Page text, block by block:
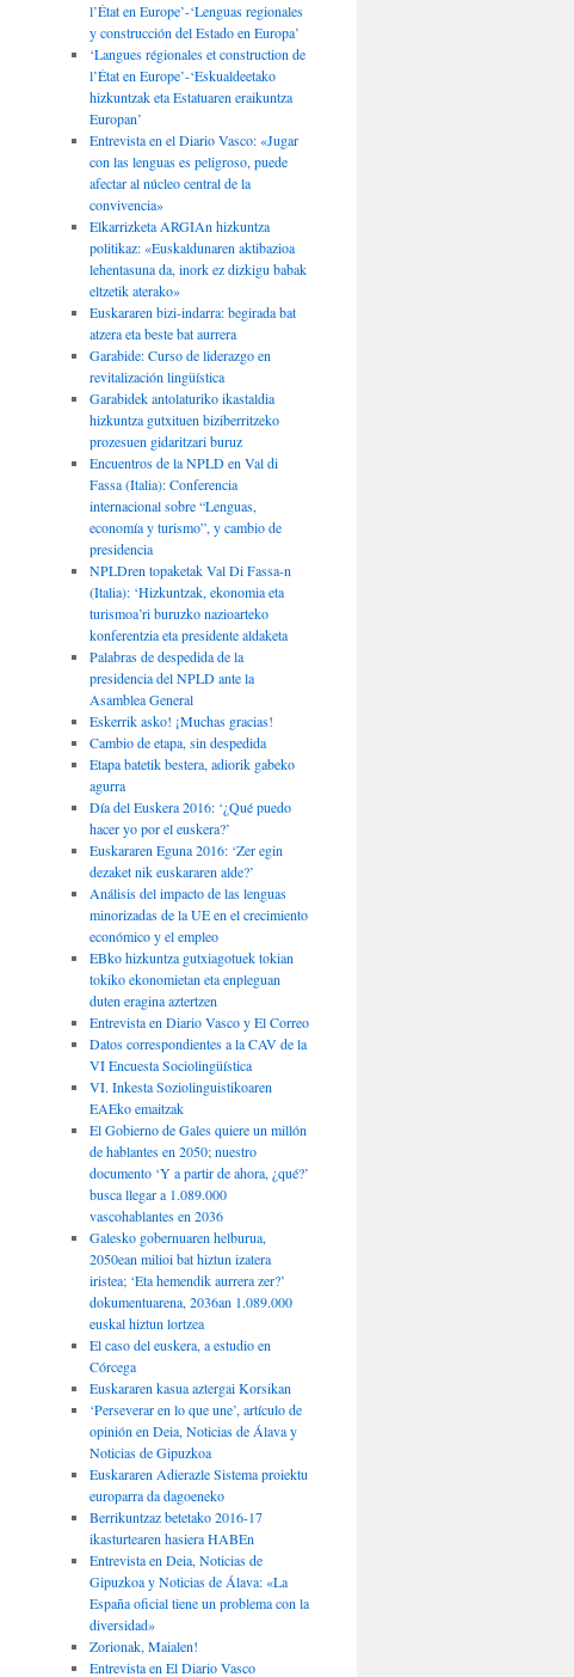
l’État en Europe’-‘Lenguas regionales
y construcción del Estado en Europa’
‘Langues régionales et construction de
l’État en Europe’-‘Eskualdeetako
hizkuntzak eta Estatuaren eraikuntza
Europan’
Entrevista en el Diario Vasco: «Jugar
con las lenguas es peligroso, puede
afectar al núcleo central de la
convivencia»
Elkarrizketa ARGIAn hizkuntza
politikaz: «Euskaldunaren aktibazioa
lehentasuna da, inork ez dizkigu babak
eltzetik aterako»
Euskararen bizi-indarra: begirada bat
atzera eta beste bat aurrera
Garabide: Curso de liderazgo en
revitalización lingüística
Garabidek antolaturiko ikastaldia
hizkuntza gutxituen biziberritzeko
prozesuen gidaritzari buruz
Encuentros de la NPLD en Val di
Fassa (Italia): Conferencia
internacional sobre “Lenguas,
economía y turismo”, y cambio de
presidencia
NPLDren topaketak Val Di Fassa-n
(Italia): ‘Hizkuntzak, ekonomia eta
turismoa’ri buruzko nazioarteko
konferentzia eta presidente aldaketa
Palabras de despedida de la
presidencia del NPLD ante la
Asamblea General
Eskerrik asko! ¡Muchas gracias!
Cambio de etapa, sin despedida
Etapa batetik bestera, adiorik gabeko
agurra
Día del Euskera 2016: ‘¿Qué puedo
hacer yo por el euskera?’
Euskararen Eguna 2016: ‘Zer egin
dezaket nik euskararen alde?’
Análisis del impacto de las lenguas
minorizadas de la UE en el crecimiento
económico y el empleo
EBko hizkuntza gutxiagotuek tokian
tokiko ekonomietan eta enpleguan
duten eragina aztertzen
Entrevista en Diario Vasco y El Correo
Datos correspondientes a la CAV de la
VI Encuesta Sociolingüística
VI. Inkesta Soziolinguistikoaren
EAEko emaitzak
El Gobierno de Gales quiere un millón
de hablantes en 2050; nuestro
documento ‘Y a partir de ahora, ¿qué?’
busca llegar a 1.089.000
vascohablantes en 2036
Galesko gobernuaren helburua,
2050ean milioi bat hiztun izatera
iristea; ‘Eta hemendik aurrera zer?’
dokumentuarena, 2036an 1.089.000
euskal hiztun lortzea
El caso del euskera, a estudio en
Córcega
Euskararen kasua aztergai Korsikan
‘Perseverar en lo que une’, artículo de
opinión en Deia, Noticias de Álava y
Noticias de Gipuzkoa
Euskararen Adierazle Sistema proiektu
europarra da dagoeneko
Berrikuntzaz betetako 2016-17
ikasturtearen hasiera HABEn
Entrevista en Deia, Noticias de
Gipuzkoa y Noticias de Álava: «La
España oficial tiene un problema con la
diversidad»
Zorionak, Maialen!
Entrevista en El Diario Vasco